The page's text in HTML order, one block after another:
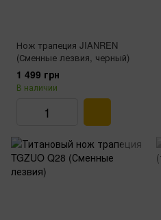
Нож трапеция JIANREN
(Сменные лезвия, черный)
1 499 грн
В наличии